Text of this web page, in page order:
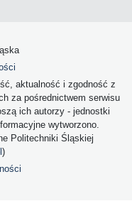
aktualność i zgodność z
za pośrednictwem serwisu
ich autorzy - jednostki
wytworzono.
Politechniki Śląskiej
)